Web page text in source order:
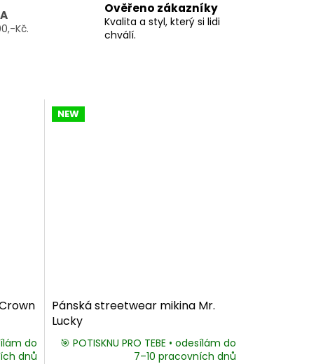
Kč.
Ověřeno zákazníky
Kvalita a styl, který si lidi
chválí.
do
dnů
NEW
Pánská streetwear mikina Mr.
Lucky
🎯 POTISKNU PRO TEBE • odesílám do
7–10 pracovních dnů